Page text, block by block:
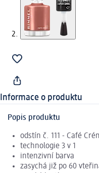
Informace o produktu
Popis produktu
odstín č. 111 - Café
technologie 3 v 1
intenzivní barva
zasychá již po 60